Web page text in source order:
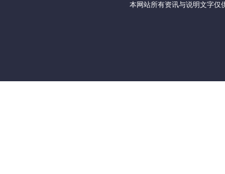
本网站所有资讯与说明文字仅